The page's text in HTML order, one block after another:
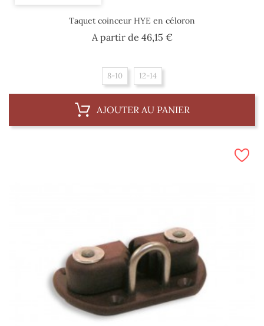
Taquet coinceur HYE en céloron
A partir de 46,15 €Prix
8-10 12-14
AJOUTER AU PANIER